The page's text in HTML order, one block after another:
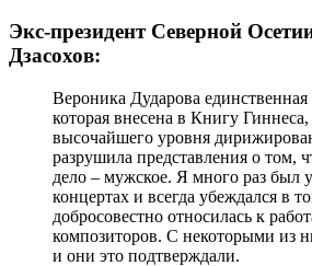
Экс-президент Северной
Дзасохов:
Вероника Дударова
которая внесена в Книгу
высочайшего уровня
разрушила представления о том,
дело – мужское. Я много раз был
концертах и всегда убеждался в
добросовестно относилась к
композиторов. С некоторыми из
и они это подтверждали.